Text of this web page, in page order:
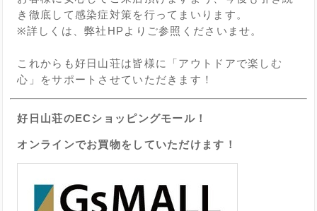
き徹底して感染症対策を行ってまいります。
※詳しくは、弊社HPよりご参照くださいませ。
これからも好日山荘は皆様に「アウトドアで楽しむ
心」をサポートさせていただきます！
好日山荘のECショッピングモール！
オンラインでお買物をしていただけます！